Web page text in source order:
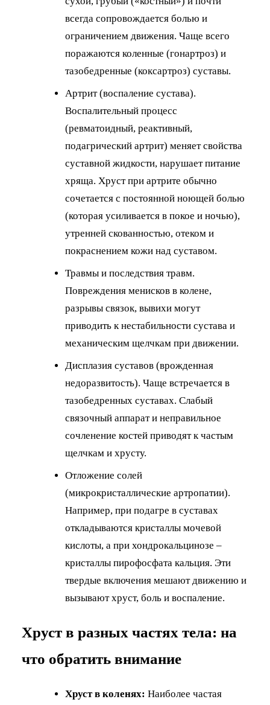
всегда сопровождается болью и
ограничением движения. Чаще всего
поражаются коленные (гонартроз) и
тазобедренные (коксартроз) суставы.
Артрит (воспаление сустава).
Воспалительный процесс
(ревматоидный, реактивный,
подагрический артрит) меняет свойства
суставной жидкости, нарушает питание
хряща. Хруст при артрите обычно
сочетается с постоянной ноющей болью
(которая усиливается в покое и ночью),
утренней скованностью, отеком и
покраснением кожи над суставом.
Травмы и последствия травм.
Повреждения менисков в колене,
разрывы связок, вывихи могут
приводить к нестабильности сустава и
механическим щелчкам при движении.
Дисплазия суставов (врожденная
недоразвитость). Чаще встречается в
тазобедренных суставах. Слабый
связочный аппарат и неправильное
сочленение костей приводят к частым
щелчкам и хрусту.
Отложение солей
(микрокристаллические артропатии).
Например, при подагре в суставах
откладываются кристаллы мочевой
кислоты, а при хондрокальцинозе –
кристаллы пирофосфата кальция. Эти
твердые включения мешают движению и
вызывают хруст, боль и воспаление.
Хруст в разных частях тела: на
что обратить внимание
Хруст в коленях: Наиболее частая